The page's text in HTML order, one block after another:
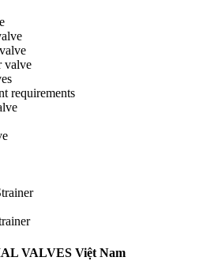
valve
requirements
VALVES Việt Nam